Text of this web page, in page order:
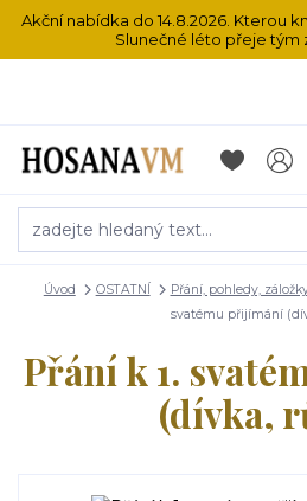
Akční nabídka do 14.8.2026. Kterou
Slunečné léto přeje tým
Úvod OSTATNÍ Přání, pohledy,
svatému přijímání
Přání k 1.
(dívka,